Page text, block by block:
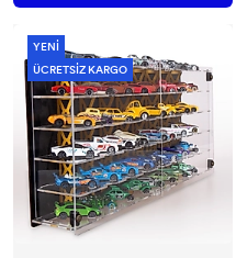
YENİ
ÜCRETSİZ KARGO